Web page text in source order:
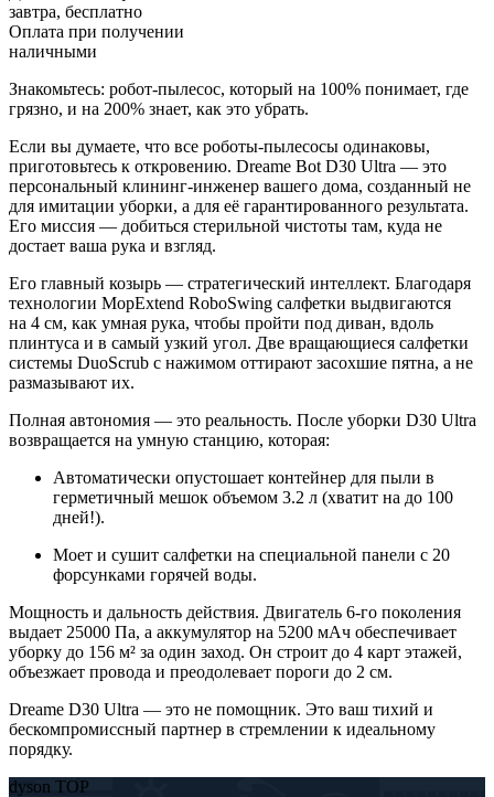
завтра, бесплатно
Оплата при получении
наличными
Знакомьтесь: робот-пылесос, который на 100% понимает, где
грязно, и на 200% знает, как это убрать.
Если вы думаете, что все роботы-пылесосы одинаковы,
приготовьтесь к откровению. Dreame Bot D30 Ultra — это
персональный клининг-инженер вашего дома, созданный не
для имитации уборки, а для её гарантированного результата.
Его миссия — добиться стерильной чистоты там, куда не
достает ваша рука и взгляд.
Его главный козырь — стратегический интеллект. Благодаря
технологии MopExtend RoboSwing салфетки выдвигаются
на 4 см, как умная рука, чтобы пройти под диван, вдоль
плинтуса и в самый узкий угол. Две вращающиеся салфетки
системы DuoScrub с нажимом оттирают засохшие пятна, а не
размазывают их.
Полная автономия — это реальность. После уборки D30 Ultra
возвращается на умную станцию, которая:
Автоматически опустошает контейнер для пыли в
герметичный мешок объемом 3.2 л (хватит на до 100
дней!).
Моет и сушит салфетки на специальной панели с 20
форсунками горячей воды.
Мощность и дальность действия. Двигатель 6-го поколения
выдает 25000 Па, а аккумулятор на 5200 мАч обеспечивает
уборку до 156 м² за один заход. Он строит до 4 карт этажей,
объезжает провода и преодолевает пороги до 2 см.
Dreame D30 Ultra — это не помощник. Это ваш тихий и
бескомпромиссный партнер в стремлении к идеальному
порядку.
dyson TOP